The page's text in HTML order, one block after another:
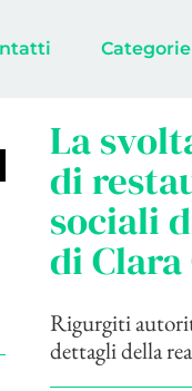
Categorie
La
di
sociali
di
Rigurgiti
dettagli della